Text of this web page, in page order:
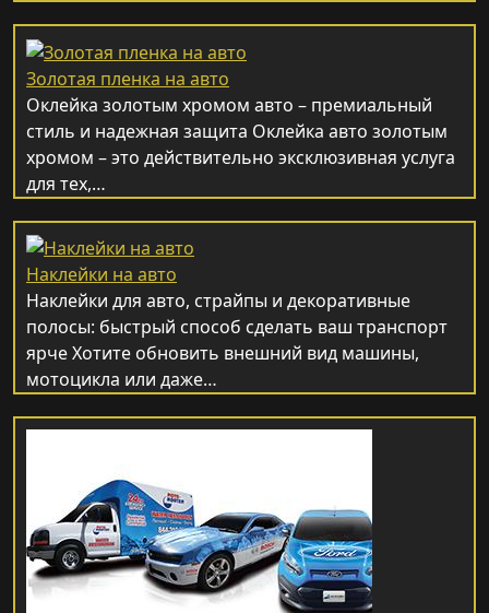
Золотая пленка на авто
Оклейка золотым хромом авто – премиальный
стиль и надежная защита Оклейка авто золотым
хромом – это действительно эксклюзивная услуга
для тех,…
Наклейки на авто
Наклейки для авто, страйпы и декоративные
полосы: быстрый способ сделать ваш транспорт
ярче Хотите обновить внешний вид машины,
мотоцикла или даже…